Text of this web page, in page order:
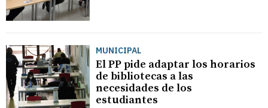
MUNICIPAL
El PP pide adaptar los horarios
de bibliotecas a las
necesidades de los
estudiantes